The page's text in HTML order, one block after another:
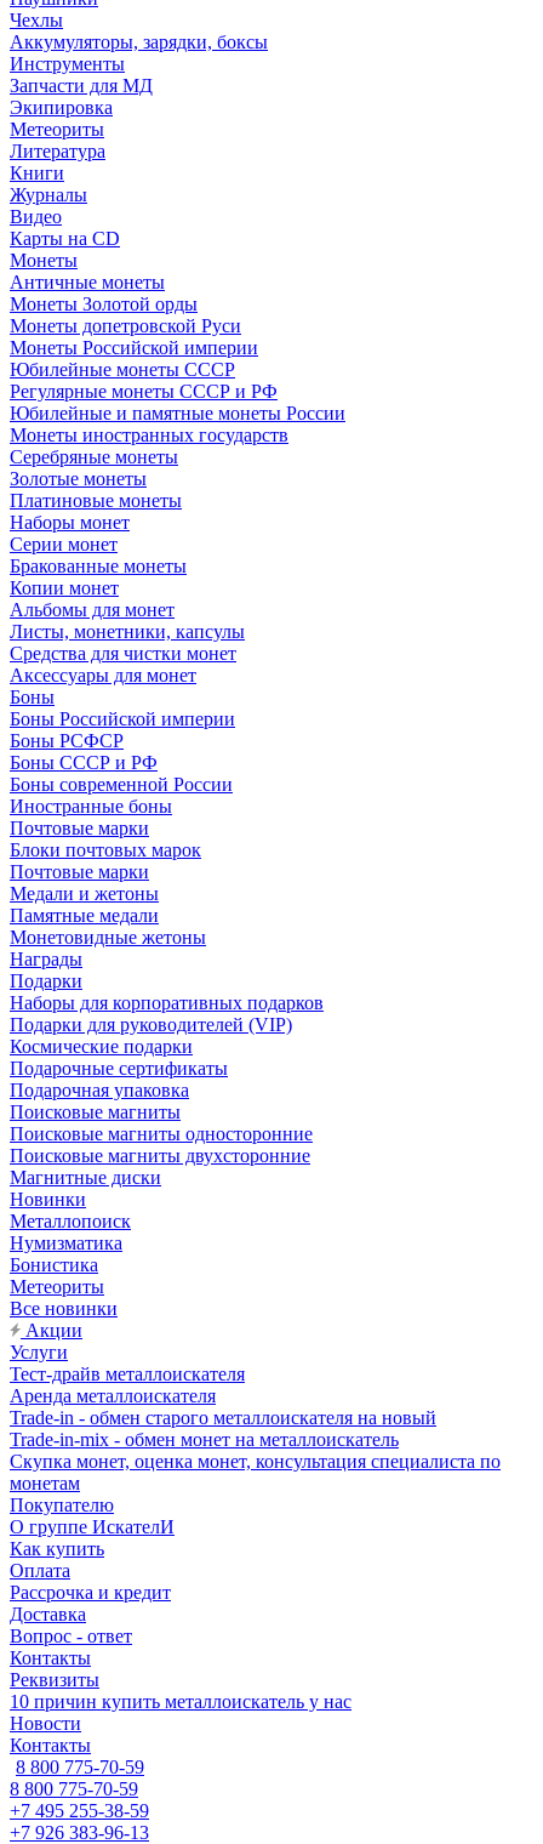
Чехлы
Аккумуляторы, зарядки, боксы
Инструменты
Запчасти для МД
Экипировка
Метеориты
Литература
Книги
Журналы
Видео
Карты на CD
Монеты
Античные монеты
Монеты Золотой орды
Монеты допетровской Руси
Монеты Российской империи
Юбилейные монеты СССР
Регулярные монеты СССР и РФ
Юбилейные и памятные монеты России
Монеты иностранных государств
Серебряные монеты
Золотые монеты
Платиновые монеты
Наборы монет
Серии монет
Бракованные монеты
Копии монет
Альбомы для монет
Листы, монетники, капсулы
Средства для чистки монет
Аксессуары для монет
Боны
Боны Российской империи
Боны РСФСР
Боны СССР и РФ
Боны современной России
Иностранные боны
Почтовые марки
Блоки почтовых марок
Почтовые марки
Медали и жетоны
Памятные медали
Монетовидные жетоны
Награды
Подарки
Наборы для корпоративных подарков
Подарки для руководителей (VIP)
Космические подарки
Подарочные сертификаты
Подарочная упаковка
Поисковые магниты
Поисковые магниты односторонние
Поисковые магниты двухсторонние
Магнитные диски
Новинки
Металлопоиск
Нумизматика
Бонистика
Метеориты
Все новинки
Акции
Услуги
Тест-драйв металлоискателя
Аренда металлоискателя
Trade-in - обмен старого металлоискателя на новый
Trade-in-mix - обмен монет на металлоискатель
Скупка монет, оценка монет, консультация специалиста по
монетам
Покупателю
О группе ИскателИ
Как купить
Оплата
Рассрочка и кредит
Доставка
Вопрос - ответ
Контакты
Реквизиты
10 причин купить металлоискатель у нас
Новости
Контакты
8 800 775-70-59
8 800 775-70-59
+7 495 255-38-59
+7 926 383-96-13